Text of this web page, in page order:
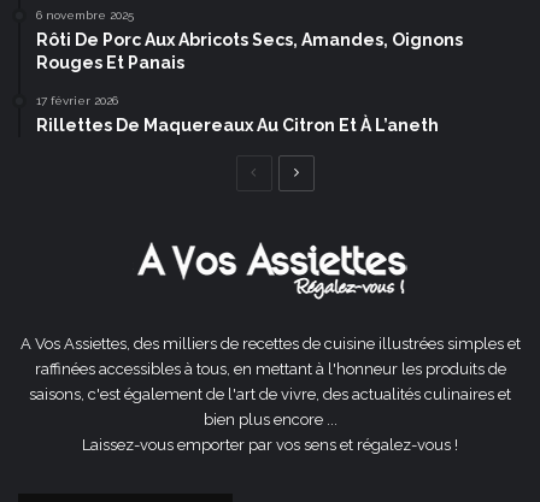
6 novembre 2025
Rôti De Porc Aux Abricots Secs, Amandes, Oignons
Rouges Et Panais
17 février 2026
Rillettes De Maquereaux Au Citron Et À L’aneth
Page
A Vos Assiettes, des milliers de recettes de cuisine illustrées simples et
raffinées accessibles à tous, en mettant à l'honneur les produits de
saisons, c'est également de l'art de vivre, des actualités culinaires et
bien plus encore ...
Laissez-vous emporter par vos sens et régalez-vous !